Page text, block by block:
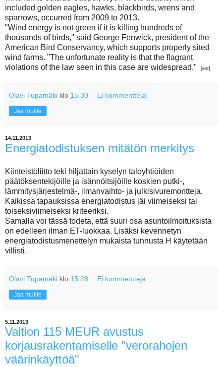
included golden eagles, hawks, blackbirds, wrens and
sparrows, occurred from 2009 to 2013.
"Wind energy is not green if it is killing hundreds of
thousands of birds," said George Fenwick, president of the
American Bird Conservancy, which supports properly sited
wind farms. "The unfortunate reality is that the flagrant
violations of the law seen in this case are widespread."
[enr]
Olavi Tupamäki klo 15.30 Ei kommentteja:
Jaa muille
14.11.2013
Energiatodistuksen mitätön merkitys
Kiinteistöliitto teki hiljattain kyselyn taloyhtiöiden
päätöksentekijöille ja isännöitsijöille koskien putki-,
lämmitysjärjestelmä-, ilmanvaihto- ja julkisivuremontteja.
Kaikissa tapauksissa energiatodistus jäi viimeiseksi tai
toiseksiviimeiseksi kriteeriksi.
Samalla voi tässä todeta, että suuri osa asuntoilmoituksista
on edelleen ilman ET-luokkaa. Lisäksi kevennetyn
energiatodistusmenettelyn mukaista tunnusta H käytetään
villisti.
Olavi Tupamäki klo 15.28 Ei kommentteja:
Jaa muille
5.11.2013
Valtion 115 MEUR avustus
korjausrakentamiselle "verorahojen
väärinkäyttöä"